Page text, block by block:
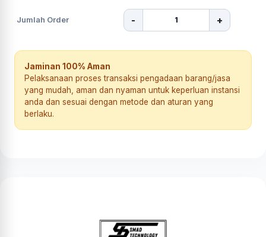
Jumlah Order - +
Jaminan 100% Aman
Pelaksanaan proses transaksi pengadaan barang/jasa
yang mudah, aman dan nyaman untuk keperluan instansi
anda dan sesuai dengan metode dan aturan yang
berlaku.